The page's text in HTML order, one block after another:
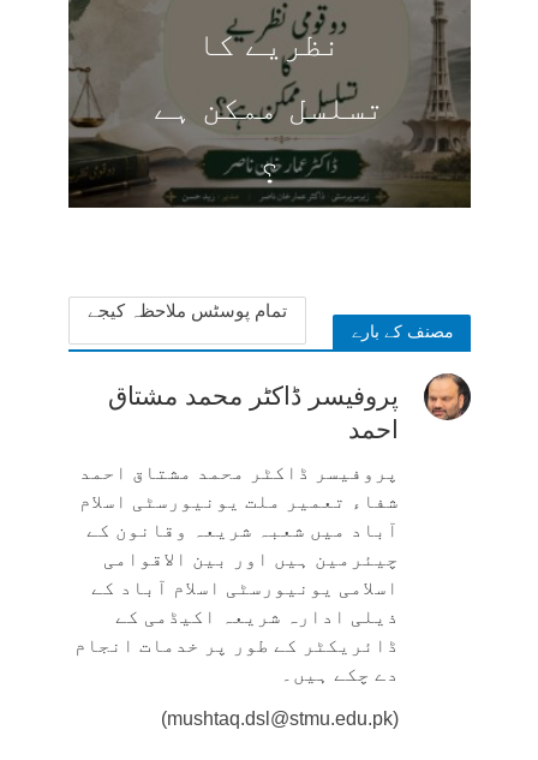
نظریے کا
تسلسل ممکن ہے
؟
مصنف کے بارے
تمام پوسٹس ملاحظہ کیجے
پروفیسر ڈاکٹر محمد مشتاق
احمد
پروفیسر ڈاکٹر محمد مشتاق احمد
شفاء تعمیر ملت یونیورسٹی اسلام
آباد میں شعبہ شریعہ وقانون کے
چیئرمین ہیں اور بین الاقوامی
اسلامی یونیورسٹی اسلام آباد کے
ذیلی ادارہ شریعہ اکیڈمی کے
ڈائریکٹر کے طور پر خدمات انجام
دے چکے ہیں۔
(mushtaq.dsl@stmu.edu.pk)